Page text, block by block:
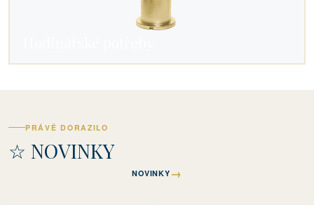
PRÁVĚ DORAZILO
☆ NOVINKY
NOVINKY →